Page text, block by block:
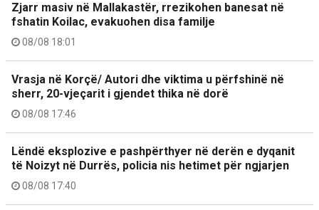
Zjarr masiv në Mallakastër, rrezikohen banesat në
fshatin Koilac, evakuohen disa familje
08/08 18:01
Vrasja në Korçë/ Autori dhe viktima u përfshinë në
sherr, 20-vjeçarit i gjendet thika në dorë
08/08 17:46
Lëndë eksplozive e pashpërthyer në derën e dyqanit
të Noizyt në Durrës, policia nis hetimet për ngjarjen
08/08 17:40